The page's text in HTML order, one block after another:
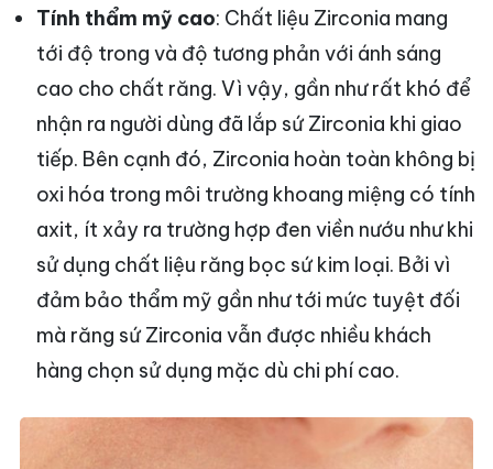
Tính thẩm mỹ cao: Chất liệu Zirconia mang
tới độ trong và độ tương phản với ánh sáng
cao cho chất răng. Vì vậy, gần như rất khó để
nhận ra người dùng đã lắp sứ Zirconia khi giao
tiếp. Bên cạnh đó, Zirconia hoàn toàn không bị
oxi hóa trong môi trường khoang miệng có tính
axit, ít xảy ra trường hợp đen viền nướu như khi
sử dụng chất liệu răng bọc sứ kim loại. Bởi vì
đảm bảo thẩm mỹ gần như tới mức tuyệt đối
mà răng sứ Zirconia vẫn được nhiều khách
hàng chọn sử dụng mặc dù chi phí cao.